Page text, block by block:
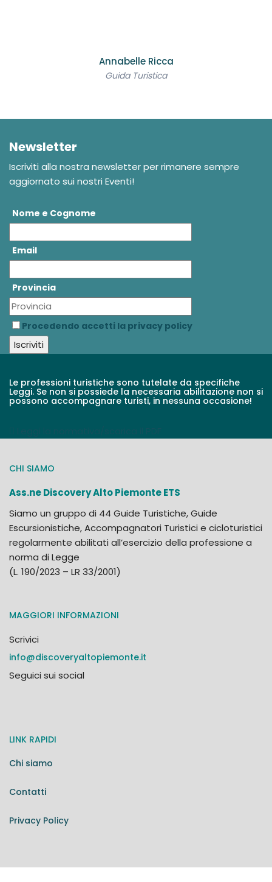
Annabelle Ricca
Guida Turistica
Newsletter
Iscriviti alla nostra newsletter per rimanere sempre
aggiornato sui nostri Eventi!
Nome e Cognome
Email
Provincia
Procedendo accetti la privacy policy
Le professioni turistiche sono tutelate da specifiche
Leggi. Se non si possiede la necessaria abilitazione non si
possono accompagnare turisti, in nessuna occasione!
CHI SIAMO
Ass.ne Discovery Alto Piemonte ETS
Siamo un gruppo di 44 Guide Turistiche, Guide
Escursionistiche, Accompagnatori Turistici e cicloturistici
regolarmente abilitati all’esercizio della professione a
norma di Legge
(L. 190/2023 – LR 33/2001)
MAGGIORI INFORMAZIONI
Scrivici
info@discoveryaltopiemonte.it
Seguici sui social
LINK RAPIDI
Chi siamo
Contatti
Privacy Policy